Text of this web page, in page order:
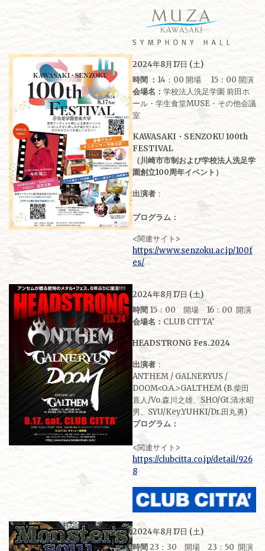
2024年8月17日 (土)
時間 ： 14：00 開場 15：00 開演
会場名： 学校法人洗足学園 前田ホ
ール・学生食堂MUSE・その他会議
室
KAWASAKI・SENZOKU 100th
FESTIVAL
（川崎市市制および学校法人洗足学
園創立100周年イベント）
出演者 ：
プログラム：
<関連サイト>
https://www.senzoku.ac.jp/100f
es/
2024年8月17日 (土)
時間 15：00 開場 16：00 開演
会場名： CLUB CITTA’
HEADSTRONG Fes.2024
出演者：
ANTHEM / GALNERYUS /
DOOM<O.A.>GALTHEM (B.柴田
直人/Vo.森川之雄、SHO/Gt.清水昭
男、SYU/Key.YUHKI/Dr.田丸勇)
プログラム：
<関連サイト>
https://clubcitta.co.jp/detail/926
8
2024年8月17日 (土)
時間23：30 開場 23：50 開演